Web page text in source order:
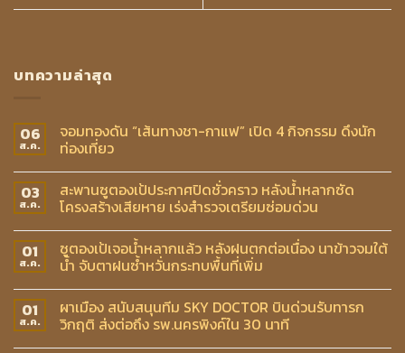
บทความล่าสุด
06
ส.ค.
จอมทองดัน “เส้นทางชา-กาแฟ” เปิด 4 กิจกรรม ดึงนัก
ท่องเที่ยว
03
ส.ค.
สะพานซูตองเป้ประกาศปิดชั่วคราว หลังน้ำหลากซัด
โครงสร้างเสียหาย เร่งสำรวจเตรียมซ่อมด่วน
01
ส.ค.
ซูตองเป้เจอน้ำหลากแล้ว หลังฝนตกต่อเนื่อง นาข้าวจมใต้
น้ำ จับตาฝนซ้ำหวั่นกระทบพื้นที่เพิ่ม
01
ส.ค.
ผาเมือง สนับสนุนทีม SKY DOCTOR บินด่วนรับทารก
วิกฤติ ส่งต่อถึง รพ.นครพิงค์ใน 30 นาที